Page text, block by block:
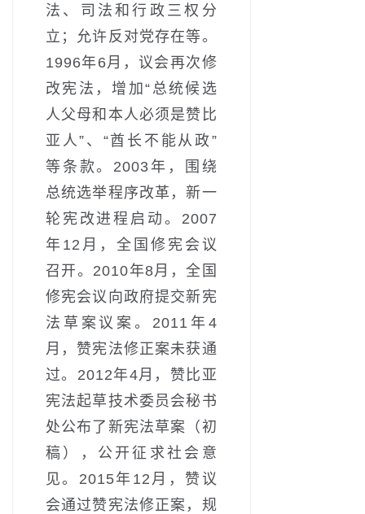
法、司法和行政三权分
立；允许反对党存在等。
1996年6月，议会再次修
改宪法，增加“总统候选
人父母和本人必须是赞比
亚人”、“酋长不能从政”
等条款。2003年，围绕
总统选举程序改革，新一
轮宪改进程启动。2007
年12月，全国修宪会议
召开。2010年8月，全国
修宪会议向政府提交新宪
法草案议案。2011年4
月，赞宪法修正案未获通
过。2012年4月，赞比亚
宪法起草技术委员会秘书
处公布了新宪法草案（初
稿），公开征求社会意
见。2015年12月，赞议
会通过赞宪法修正案，规